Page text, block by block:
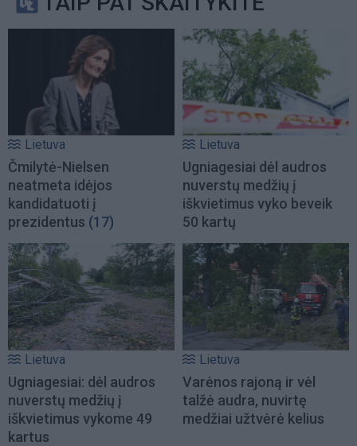
Lietuva
Čmilytė-Nielsen
neatmeta idėjos
kandidatuoti į
prezidentus (17)
Lietuva
Ugniagesiai dėl audros
nuverstų medžių į
iškvietimus vyko beveik
50 kartų
Lietuva
Ugniagesiai: dėl audros
nuverstų medžių į
iškvietimus vykome 49
kartus
Lietuva
Varėnos rajoną ir vėl
talžė audra, nuvirtę
medžiai užtvėrė kelius